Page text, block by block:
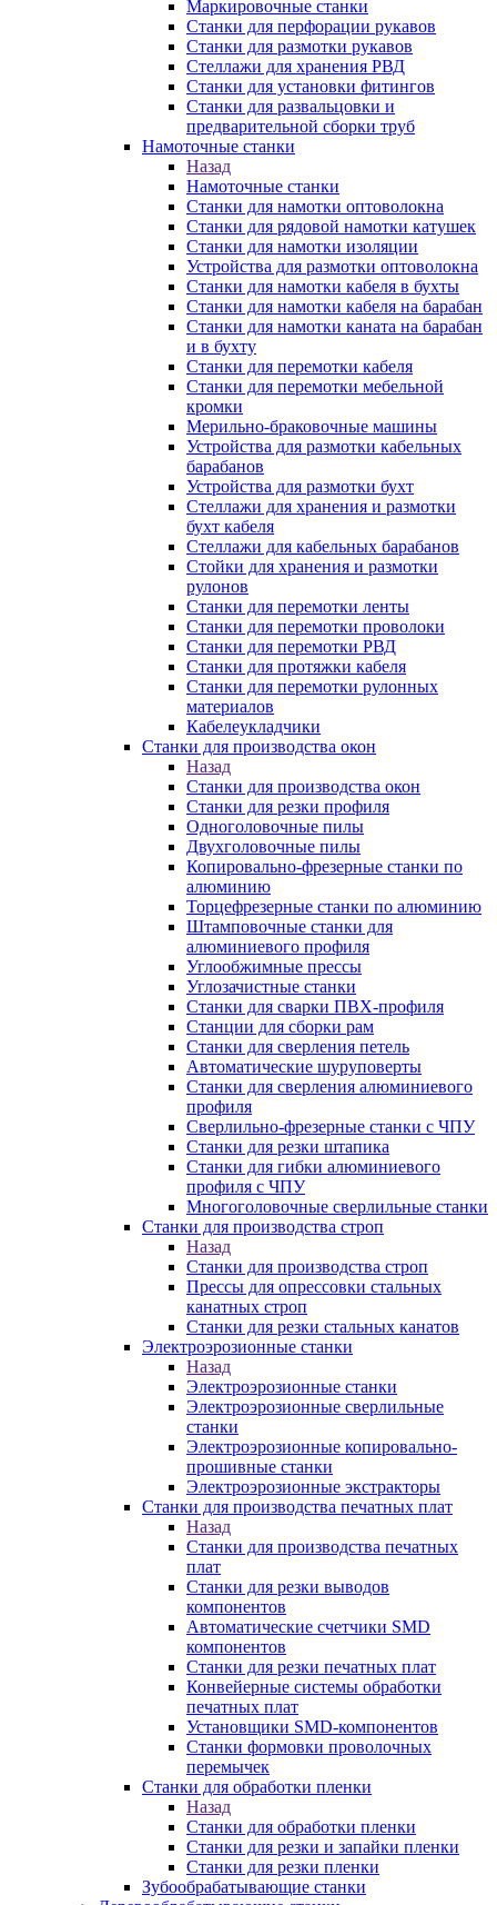
Маркировочные станки
Станки для перфорации рукавов
Станки для размотки рукавов
Стеллажи для хранения РВД
Станки для установки фитингов
Станки для развальцовки и
предварительной сборки труб
Намоточные станки
Назад
Намоточные станки
Станки для намотки оптоволокна
Станки для рядовой намотки катушек
Станки для намотки изоляции
Устройства для размотки оптоволокна
Станки для намотки кабеля в бухты
Станки для намотки кабеля на барабан
Станки для намотки каната на барабан
и в бухту
Станки для перемотки кабеля
Станки для перемотки мебельной
кромки
Мерильно-браковочные машины
Устройства для размотки кабельных
барабанов
Устройства для размотки бухт
Стеллажи для хранения и размотки
бухт кабеля
Стеллажи для кабельных барабанов
Стойки для хранения и размотки
рулонов
Станки для перемотки ленты
Станки для перемотки проволоки
Станки для перемотки РВД
Станки для протяжки кабеля
Станки для перемотки рулонных
материалов
Кабелеукладчики
Станки для производства окон
Назад
Станки для производства окон
Станки для резки профиля
Одноголовочные пилы
Двухголовочные пилы
Копировально-фрезерные станки по
алюминию
Торцефрезерные станки по алюминию
Штамповочные станки для
алюминиевого профиля
Углообжимные прессы
Углозачистные станки
Станки для сварки ПВХ-профиля
Станции для сборки рам
Станки для сверления петель
Автоматические шуруповерты
Станки для сверления алюминиевого
профиля
Сверлильно-фрезерные станки с ЧПУ
Станки для резки штапика
Станки для гибки алюминиевого
профиля с ЧПУ
Многоголовочные сверлильные станки
Станки для производства строп
Назад
Станки для производства строп
Прессы для опрессовки стальных
канатных строп
Станки для резки стальных канатов
Электроэрозионные станки
Назад
Электроэрозионные станки
Электроэрозионные сверлильные
станки
Электроэрозионные копировально-
прошивные станки
Электроэрозионные экстракторы
Станки для производства печатных плат
Назад
Станки для производства печатных
плат
Станки для резки выводов
компонентов
Автоматические счетчики SMD
компонентов
Станки для резки печатных плат
Конвейерные системы обработки
печатных плат
Установщики SMD-компонентов
Станки формовки проволочных
перемычек
Станки для обработки пленки
Назад
Станки для обработки пленки
Станки для резки и запайки пленки
Станки для резки пленки
Зубообрабатывающие станки